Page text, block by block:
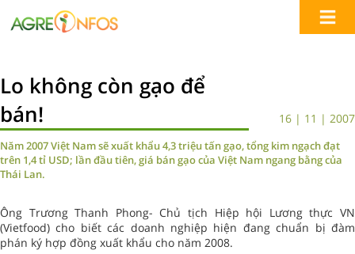
Lo không còn gạo để
bán!
16 | 11 | 2007
Năm 2007 Việt Nam sẽ xuất khẩu 4,3 triệu tấn gạo, tổng kim ngạch đạt
trên 1,4 tỉ USD; lần đầu tiên, giá bán gạo của Việt Nam ngang bằng của
Thái Lan.
Ông Trương Thanh Phong- Chủ tịch Hiệp hội Lương thực VN
(Vietfood) cho biết các doanh nghiệp hiện đang chuẩn bị đàm
phán ký hợp đồng xuất khẩu cho năm 2008.